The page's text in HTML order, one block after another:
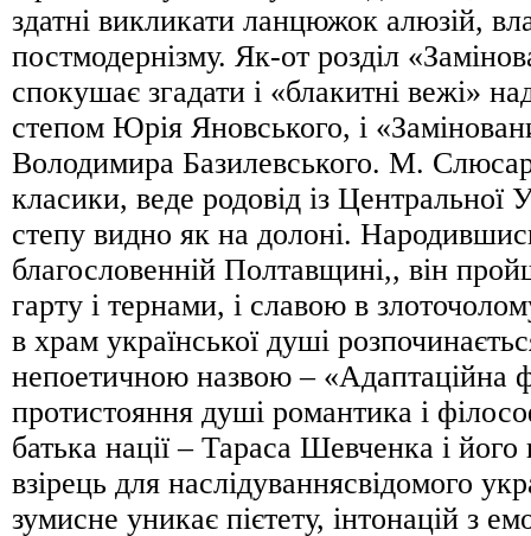
здатні викликати ланцюжок алюзій,
постмодернізму. Як-от розділ
спокушає згадати і «блакитні вежі»
степом Юрія Яновського, і
Володимира Базилевського. М.
класики, веде родовід із Центральної
степу видно як на долоні.
благословенній Полтавщині,, він
гарту і тернами, і славою в
в храм української душі
непоетичною назвою – «Адаптаційна
протистояння душі романтика і
батька нації – Тараса Шевченка і
взірець для наслідуваннясвідомого
зумисне уникає пієтету, інтонацій з